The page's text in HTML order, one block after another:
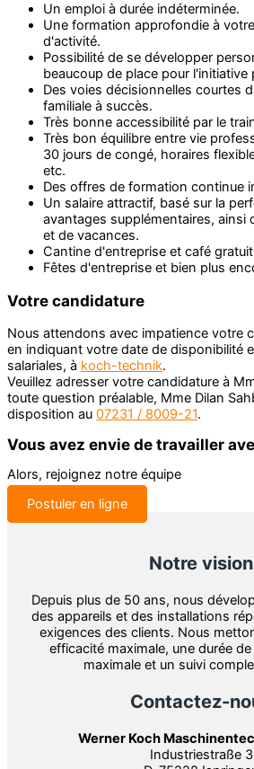
Un emploi à durée indéterminée.
Une formation approfondie à
d'activité.
Possibilité de se développer
beaucoup de place pour l'initiative
Des voies décisionnelles courtes
familiale à succès.
Très bonne accessibilité par le
Très bon équilibre entre vie
30 jours de congé, horaires
etc.
Des offres de formation continue
Un salaire attractif, basé sur la
avantages supplémentaires, ainsi
et de vacances.
Cantine d'entreprise et café
Fêtes d'entreprise et bien plus
Votre candidature
Nous attendons avec impatience votre
en indiquant votre date de disponibilité
salariales, à koch-technik.
Veuillez adresser votre candidature à
toute question préalable, Mme Dilan
disposition au 07231 / 8009-21.
Vous avez envie de travailler
Alors, rejoignez notre équipe
Postuler en ligne
Notre vision
Depuis plus de 50 ans, nous
des appareils et des installations
exigences des clients. Nous
efficacité maximale, une durée
maximale et un suivi
Contactez-
Werner Koch
Industriestraße 3